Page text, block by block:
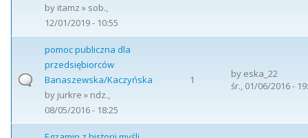
by itamz » sob.,
12/01/2019 - 10:55
pomoc publiczna dla
przedsiębiorców
Banaszewska/Kaczyńska
by jurkre » ndz.,
08/05/2016 - 18:25
1 by eska_22
śr., 01/06/2016 -